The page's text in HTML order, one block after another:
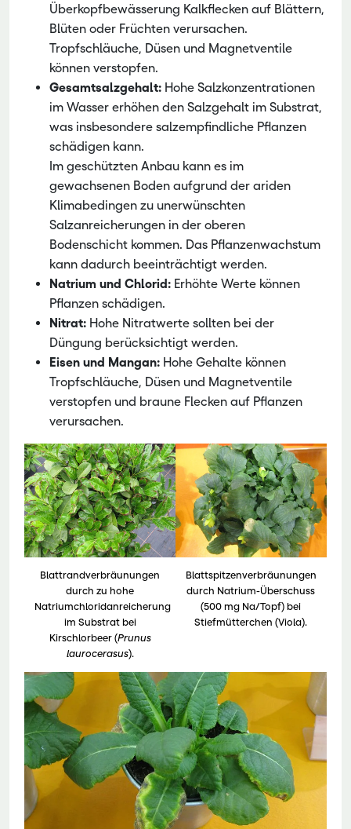
Überkopfbewässerung Kalkflecken auf Blättern,
Blüten oder Früchten verursachen.
Tropfschläuche, Düsen und Magnetventile
können verstopfen.
Gesamtsalzgehalt: Hohe Salzkonzentrationen
im Wasser erhöhen den Salzgehalt im Substrat,
was insbesondere salzempfindliche Pflanzen
schädigen kann.
Im geschützten Anbau kann es im
gewachsenen Boden aufgrund der ariden
Klimabedingen zu unerwünschten
Salzanreicherungen in der oberen
Bodenschicht kommen. Das Pflanzenwachstum
kann dadurch beeinträchtigt werden.
Natrium und Chlorid: Erhöhte Werte können
Pflanzen schädigen.
Nitrat: Hohe Nitratwerte sollten bei der
Düngung berücksichtigt werden.
Eisen und Mangan: Hohe Gehalte können
Tropfschläuche, Düsen und Magnetventile
verstopfen und braune Flecken auf Pflanzen
verursachen.
Blattrandverbräunungen
durch zu hohe
Natriumchloridanreicherung
im Substrat bei
Kirschlorbeer (Prunus
laurocerasus).
Blattspitzenverbräunungen
durch Natrium-Überschuss
(500 mg Na/Topf) bei
Stiefmütterchen (Viola).